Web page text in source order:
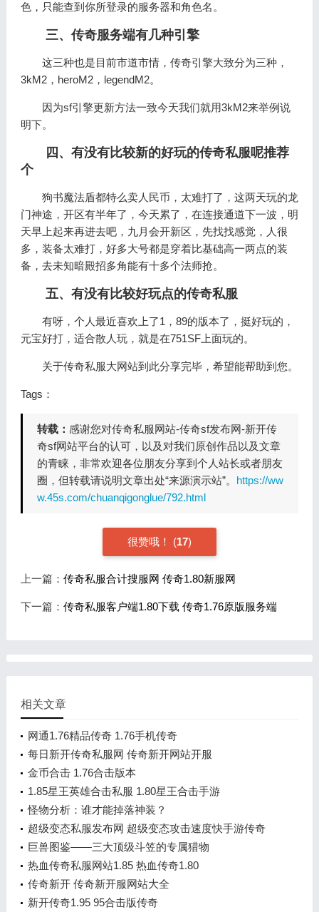
色，只能查到你所登录的服务器和角色名。
三、传奇服务端有几种引擎
这三种也是目前市道市情，传奇引擎大致分为三种，
3kM2，heroM2，legendM2。
因为sf引擎更新方法一致今天我们就用3kM2来举例说
明下。
四、有没有比较新的好玩的传奇私服呢推荐
个
狗书魔法盾都特么卖人民币，太难打了，这两天玩的龙
门神途，开区有半年了，今天累了，在连接通道下一波，明
天早上起来再进去吧，九月会开新区，先找找感觉，人很
多，装备太难打，好多大号都是穿着比基础高一两点的装
备，去未知暗殿招多角能有十多个法师抢。
五、有没有比较好玩点的传奇私服
有呀，个人最近喜欢上了1，89的版本了，挺好玩的，
元宝好打，适合散人玩，就是在751SF上面玩的。
关于传奇私服大网站到此分享完毕，希望能帮助到您。
Tags：
转载： 感谢您对传奇私服网站-传奇sf发布网-新开传
奇sf网站平台的认可，以及对我们原创作品以及文章
的青睐，非常欢迎各位朋友分享到个人站长或者朋友
圈，但转载请说明文章出处“来源演示站”。 https://ww
w.45s.com/chuanqigonglue/792.html
很赞哦！ (17)
上一篇： 传奇私服合计搜服网 传奇1.80新服网
下一篇： 传奇私服客户端1.80下载 传奇1.76原版服务端
相关文章
网通1.76精品传奇 1.76手机传奇
每日新开传奇私服网 传奇新开网站开服
金币合击 1.76合击版本
1.85星王英雄合击私服 1.80星王合击手游
怪物分析：谁才能掉落神装？
超级变态私服发布网 超级变态攻击速度快手游传奇
巨兽图鉴——三大顶级斗笠的专属猎物
热血传奇私服网站1.85 热血传奇1.80
传奇新开 传奇新开服网站大全
新开传奇1.95 95合击版传奇